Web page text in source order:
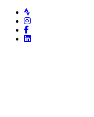
Strava
Instagram
Facebook
LinkedIn